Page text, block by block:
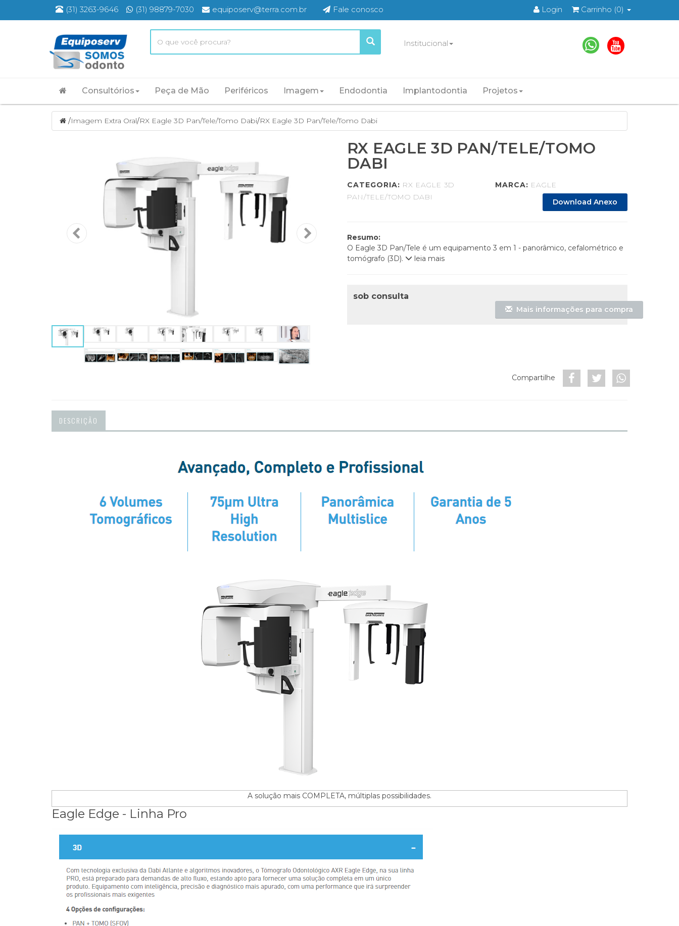
(31) 3263-9646 (31) 98879-7030 equiposerv@terra.com.br Fale conosco Login Carrinho (0)
Institucional
Consultórios Peça de Mão Periféricos Imagem Endodontia Implantodontia Projetos
/Imagem Extra Oral/RX Eagle 3D Pan/Tele/Tomo Dabi/RX Eagle 3D Pan/Tele/Tomo Dabi
RX EAGLE 3D PAN/TELE/TOMO
DABI
CATEGORIA: RX EAGLE 3D
PAN/TELE/TOMO DABI
MARCA: EAGLE
Download Anexo
Resumo:
O Eagle 3D Pan/Tele é um equipamento 3 em 1 - panorâmico, cefalométrico e
tomógrafo (3D).
leia mais
sob consulta
Mais informações para compra
Compartilhe
DESCRIÇÃO
A solução mais COMPLETA, múltiplas possibilidades.
Eagle Edge - Linha Pro